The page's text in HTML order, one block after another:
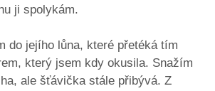
ji spolykám.
do jejího lůna, které přetéká tím
který jsem kdy okusila. Snažím
ale šťávička stále přibývá. Z